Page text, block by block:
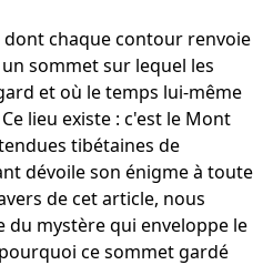
chaque contour renvoie
sommet sur lequel les
et où le temps lui-même
lieu existe : c'est le Mont
tibétaines de
dévoile son énigme à toute
de cet article, nous
du mystère qui enveloppe le
ce sommet gardé